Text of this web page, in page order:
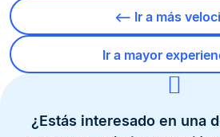
⟵ Ir a más
Ir a mayor
¿Estás interesado en una